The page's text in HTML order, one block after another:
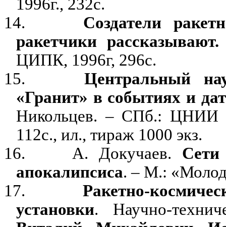
1996г., 232с.
14.
Создатели
ракетчики
ЦИПК, 1996г, 296с.
15.
Центральный
«Гранит» в событиях и
Никольцев. – СПб.: ЦНИИ
112с., ил., тираж 1000 экз.
16.
А. Докучаев.
апокалипсиса. – М.:
17.
Ракетно-
установки. Научно-